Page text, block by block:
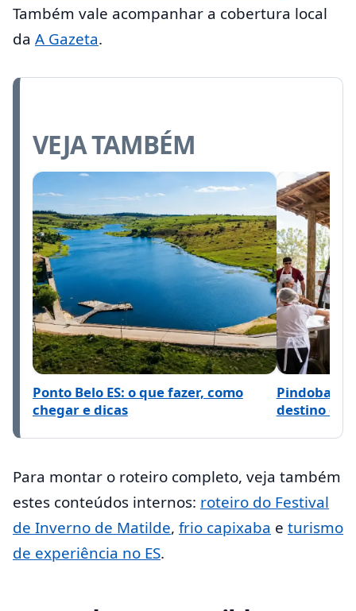
Também vale acompanhar a cobertura local
da A Gazeta.
VEJA TAMBÉM
Ponto Belo ES: o que fazer, como
chegar e dicas
Pindobas:
destino
Para montar o roteiro completo, veja também
estes conteúdos internos: roteiro do Festival
de Inverno de Matilde, frio capixaba e turismo
de experiência no ES.